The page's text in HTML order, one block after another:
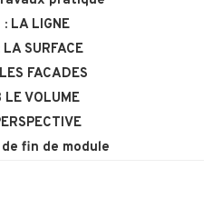
: LA LIGNE
SURFACE
FACADES
LE VOLUME
fin de module